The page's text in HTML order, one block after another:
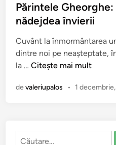
i
c
t
î
n
Părintele
nădejdea învierii
Cuvânt la înmormântarea
dintre noi pe neaşteptate,
la …P
r
e
Citește mai mult
devaleriupalos • 1
Caută